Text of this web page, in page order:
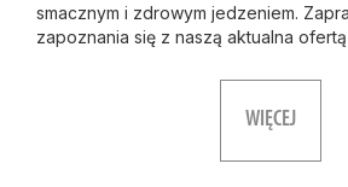
smacznym i zdrowym jedzeniem.
zapoznania się z naszą aktualna
WIĘCEJ